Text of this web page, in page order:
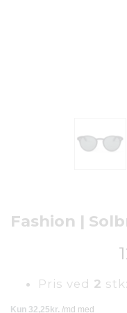
Fashion |
Pris ved 2 stk: